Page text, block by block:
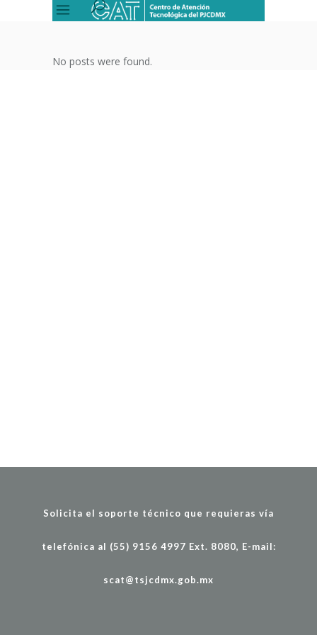
No posts were found.
Solicita el soporte técnico que requieras vía
telefónica al (55) 9156 4997 Ext. 8080, E-mail:
scat@tsjcdmx.gob.mx